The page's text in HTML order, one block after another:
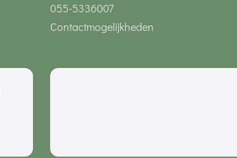
055-5336007
Contactmogelijkheden